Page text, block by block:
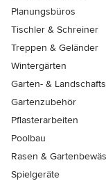
Planungsbüros
Tischler & Schreiner
Treppen & Geländer
Wintergärten
Garten- &
Gartenzubehör
Pflasterarbeiten
Poolbau
Rasen &
Spielgeräte